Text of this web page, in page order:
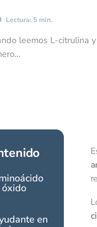
Lectura: 5 min.
leemos L-citrulina
en